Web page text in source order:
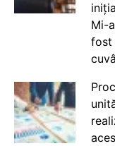
Mi-
fost